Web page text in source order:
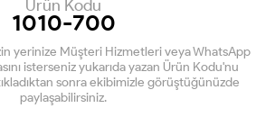
Ürün Kodu
1010-700
yerinize Müşteri Hizmetleri veya WhatsApp
isterseniz yukarıda yazan Ürün Kodu'nu
sonra ekibimizle görüştüğünüzde
paylaşabilirsiniz.